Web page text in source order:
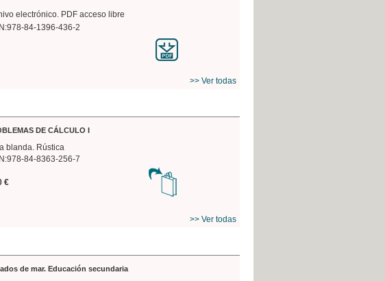
electrónico. PDF acceso libre
84-1396-436-2
>> Ver todas
DE CÁLCULO I
blanda. Rústica
84-8363-256-7
€
>> Ver todas
de mar. Educación secundaria